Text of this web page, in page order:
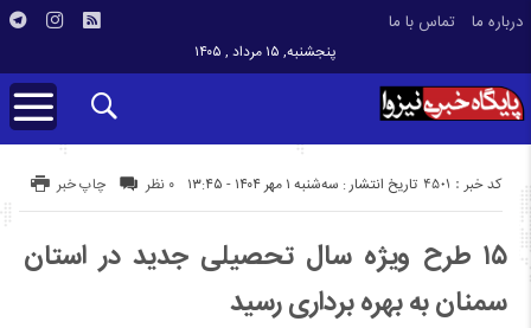
درباره ما تماس با ما
پنجشنبه, ۱۵ مرداد , ۱۴۰۵
تاریخ انتشار : سه‌شنبه ۱ مهر ۱۴۰۴ - ۱۳:۴۵ کد خبر : 4501 چاپ خبر ۰ نظر
۱۵ طرح ویژه سال تحصیلی جدید در استان
سمنان به بهره برداری رسید